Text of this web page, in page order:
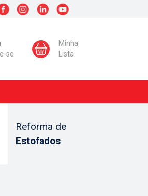
se
Minha
Lista
Reforma de
Estofados